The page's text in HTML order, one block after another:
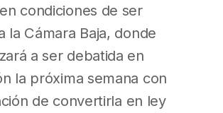
condiciones de ser
la Cámara Baja, donde
a ser debatida en
la próxima semana con
de convertirla en ley